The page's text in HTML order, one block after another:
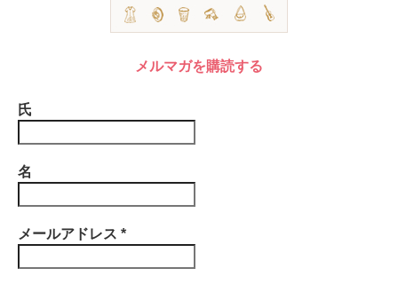
メルマガを購読する
氏
名
メールアドレス *